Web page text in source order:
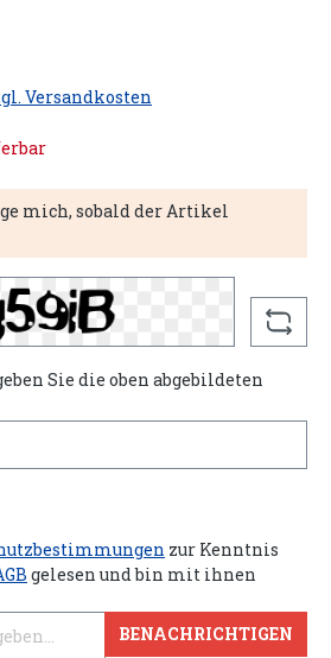
Versandkosten
mich, sobald der Artikel
Sie die oben abgebildeten
zur Kenntnis
gelesen und bin mit ihnen
BENACHRICHTIGEN